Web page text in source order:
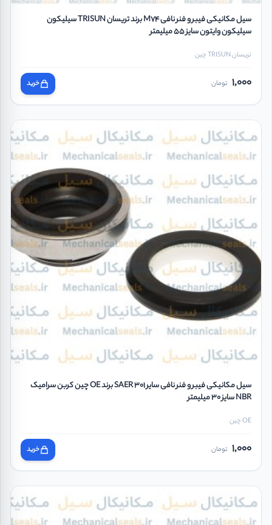
سیل مکانیکی فیبر و فنر نافی M74 برند تریسان TRISUN سیلیکون
سیلیکون وایتون سایز 55 میلیمتر
تریسان TRISUN چین
1,000 تومان خرید
سیل مکانیکی فیبر و فنر نافی سایر SAER 301 برند OE چین کربن سرامیک
NBR سایز 30 میلیمتر
OE چین
1,000 تومان خرید